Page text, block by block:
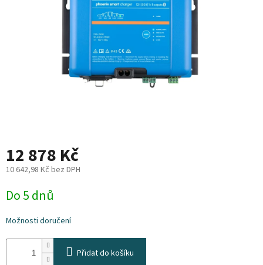
Kempování
Dárkové
12 878 Kč
10 642,98 Kč bez DPH
cena:
Do 5 dnů
Možnosti doručení
Přidat do košíku